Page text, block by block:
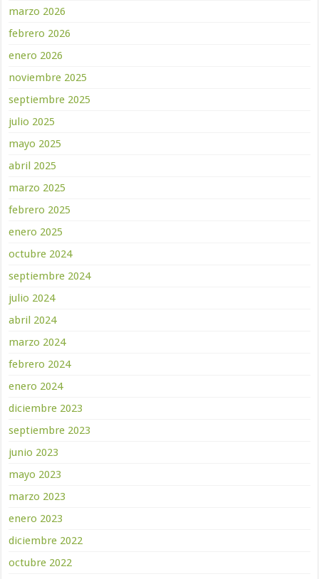
marzo 2026
febrero 2026
enero 2026
noviembre 2025
septiembre 2025
julio 2025
mayo 2025
abril 2025
marzo 2025
febrero 2025
enero 2025
octubre 2024
septiembre 2024
julio 2024
abril 2024
marzo 2024
febrero 2024
enero 2024
diciembre 2023
septiembre 2023
junio 2023
mayo 2023
marzo 2023
enero 2023
diciembre 2022
octubre 2022